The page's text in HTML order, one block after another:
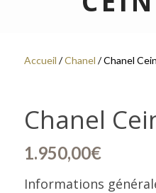
Accueil /Chanel / Chanel
Chanel
1.950,00€
Informations